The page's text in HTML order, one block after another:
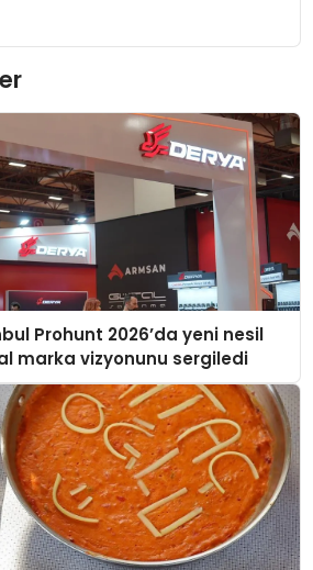
Prohunt 2026’da yeni nesil
marka vizyonunu sergiledi